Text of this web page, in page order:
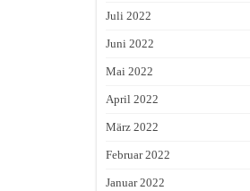
Juli 2022
Juni 2022
Mai 2022
April 2022
März 2022
Februar 2022
Januar 2022